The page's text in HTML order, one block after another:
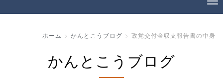
ホーム かんとこうブログ 政党交付金収支報告書の中身
かんとこうブログ